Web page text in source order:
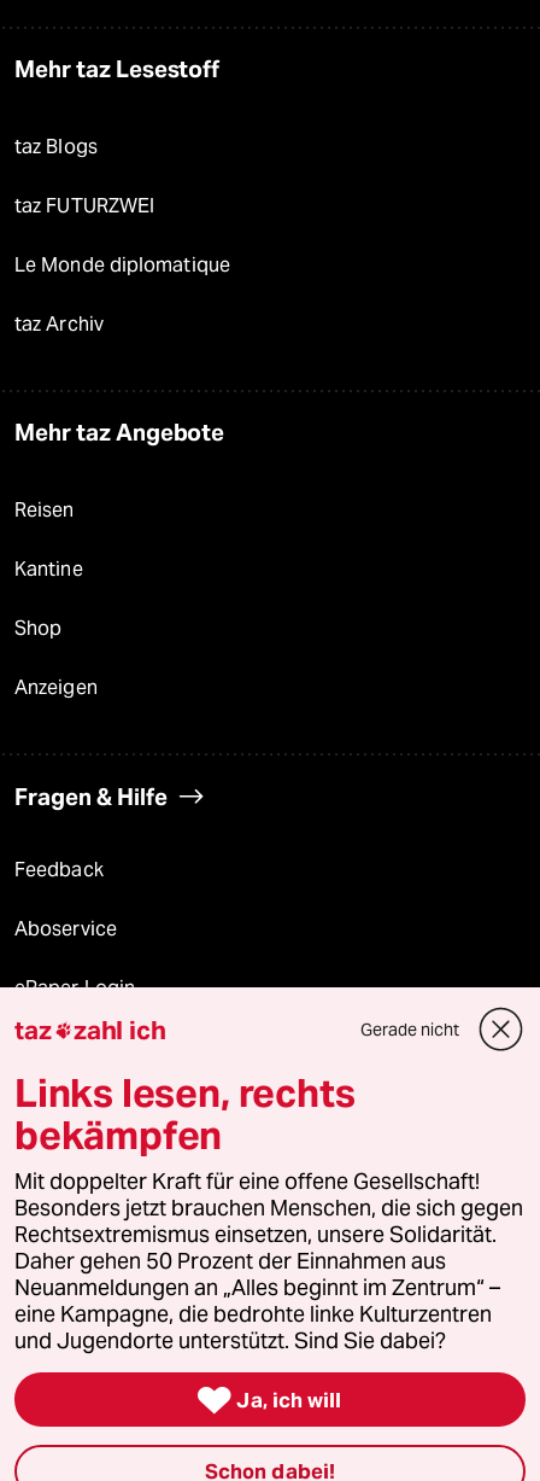
Mehr taz Lesestoff
taz Blogs
taz FUTURZWEI
Le Monde diplomatique
taz Archiv
Mehr taz Angebote
Reisen
Kantine
Shop
Anzeigen
Fragen & Hilfe
Feedback
Aboservice
ePaper Login
Downloads für Abonnierende
© 2026 taz Verlags und Vertriebs GmbH
Alle Rechte vorbehalten. Bei rechtlichen Fragen oder für Genehmigungen
wenden Sie sich bitte an
lizenzen@taz.de
Feedback Redaktionsstatut Kommune-Richtlinien
Leitlinie Informant Datenschutz Impressum AGB
Seitenwende Einwilligungen widerrufen (Ads)
taz zahl ich Gerade nicht
Links lesen, rechts
bekämpfen
Mit doppelter Kraft für eine offene Gesellschaft!
Besonders jetzt brauchen Menschen, die sich gegen
Rechtsextremismus einsetzen, unsere Solidarität.
Daher gehen 50 Prozent der Einnahmen aus
Neuanmeldungen an „Alles beginnt im Zentrum“ –
eine Kampagne, die bedrohte linke Kulturzentren
und Jugendorte unterstützt. Sind Sie dabei?
 Ja, ich will
Schon dabei!